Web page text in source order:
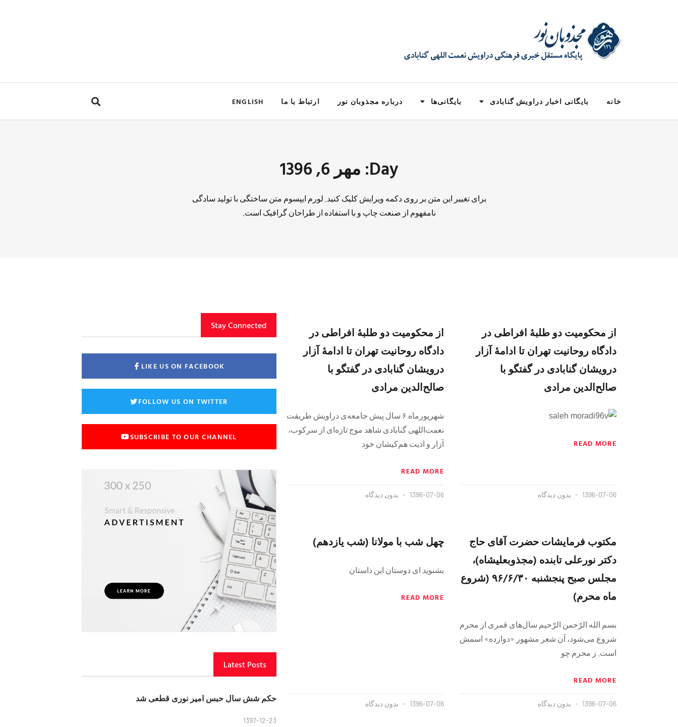
خانه بایگانی اخبار دراویش گنابادی بایگانی‌ها درباره مجذوبان نور ارتباط با ما ENGLISH
Day: مهر 6, 1396
برای تغییر این متن بر روی دکمه ویرایش کلیک کنید. لورم ایپسوم متن ساختگی با تولید سادگی
نامفهوم از صنعت چاپ و با استفاده از طراحان گرافیک است.
از محکومیت دو طلبهٔ افراطی در
دادگاه روحانیت تهران تا ادامهٔ آزار
درویشان گنابادی در گفتگو با
صالح‌الدین مرادی
READ MORE
1396-07-06 بدون دیدگاه
از محکومیت دو طلبهٔ افراطی در
دادگاه روحانیت تهران تا ادامهٔ آزار
درویشان گنابادی در گفتگو با
صالح‌الدین مرادی
شهریورماه ۶ سال پیش جامعه‌ی دراویش طریقت
نعمت‌اللهی گنابادی شاهد موج تازه‌ای از سرکوب،
آزار و اذیت هم‌کیشان خود
READ MORE
1396-07-06 بدون دیدگاه
مکتوب فرمایشات حضرت آقای حاج
دکتر نورعلی تابنده (مجذوبعلیشاه)،
مجلس صبح پنجشنبه ۹۶/۶/۳۰ (شروع
ماه محرم)
بسم الله الرّحمن الرّحیم سال‌های قمری از محرم
شروع می‌شود، آن شعر مشهور «دوازده» اسمش
است. ز محرم چو
READ MORE
1396-07-06 بدون دیدگاه
چهل شب با مولانا (شب یازدهم)
بشنوید ای دوستان این داستان
READ MORE
1396-07-06 بدون دیدگاه
Stay Connected
LIKE US ON FACEBOOK
FOLLOW US ON TWITTER
SUBSCRIBE TO OUR CHANNEL
Latest Posts
حکم شش سال حبس امیر نوری قطعی شد
1397-12-23